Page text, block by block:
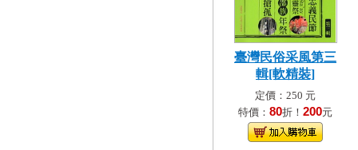
臺灣民俗采風第三
輯[軟精裝]
定價：250 元
特價： 80折！ 200元